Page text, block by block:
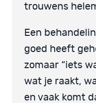
trouwens
Een
goed heeft
zomaar “iets
wat je raakt,
en vaak komt